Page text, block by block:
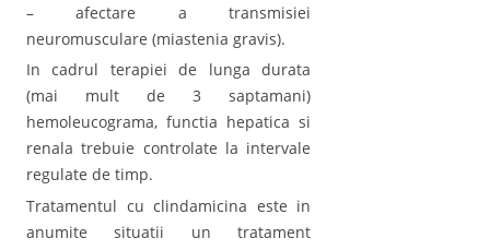
– afectare a transmisiei
neuromusculare (miastenia gravis).
In cadrul terapiei de lunga durata
(mai mult de 3 saptamani)
hemoleucograma, functia hepatica si
renala trebuie controlate la intervale
regulate de timp.
Tratamentul cu clindamicina este in
anumite situatii un tratament